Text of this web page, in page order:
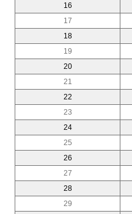
16
17
18
19
20
21
22
23
24
25
26
27
28
29